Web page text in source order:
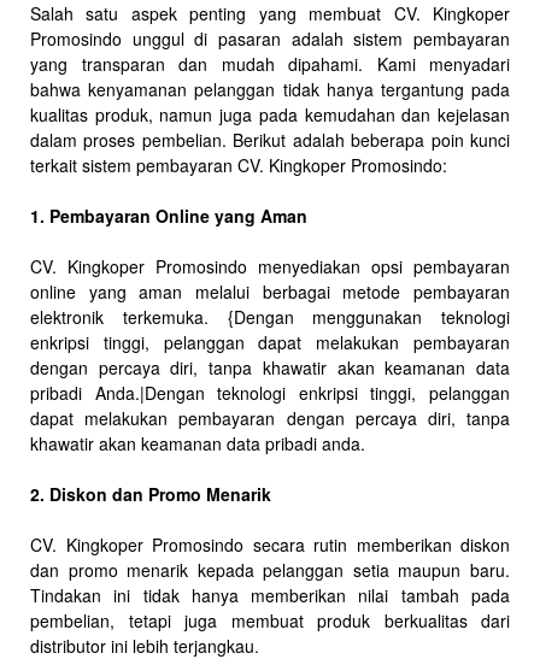
Salah satu aspek penting yang membuat CV. Kingkoper
Promosindo unggul di pasaran adalah sistem pembayaran
yang transparan dan mudah dipahami. Kami menyadari
bahwa kenyamanan pelanggan tidak hanya tergantung pada
kualitas produk, namun juga pada kemudahan dan kejelasan
dalam proses pembelian. Berikut adalah beberapa poin kunci
terkait sistem pembayaran CV. Kingkoper Promosindo:
1. Pembayaran Online yang Aman
CV. Kingkoper Promosindo menyediakan opsi pembayaran
online yang aman melalui berbagai metode pembayaran
elektronik terkemuka. {Dengan menggunakan teknologi
enkripsi tinggi, pelanggan dapat melakukan pembayaran
dengan percaya diri, tanpa khawatir akan keamanan data
pribadi Anda.|Dengan teknologi enkripsi tinggi, pelanggan
dapat melakukan pembayaran dengan percaya diri, tanpa
khawatir akan keamanan data pribadi anda.
2. Diskon dan Promo Menarik
CV. Kingkoper Promosindo secara rutin memberikan diskon
dan promo menarik kepada pelanggan setia maupun baru.
Tindakan ini tidak hanya memberikan nilai tambah pada
pembelian, tetapi juga membuat produk berkualitas dari
distributor ini lebih terjangkau.